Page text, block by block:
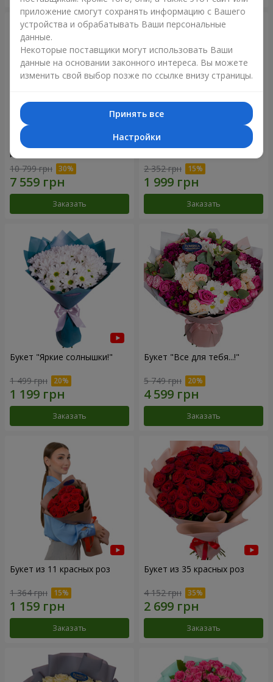
Цветы в коробке "101
розовая роза"
10 799 грн
Заказать
Букет "Цветочное Selfie!"
2 352 грн
Заказать
Букет "Яркие солнышки!"
1 499 грн
Заказать
Букет "Все для тебя...!"
5 749 грн
Заказать
Букет из 11 красных роз
1 364 грн
Заказать
Букет из 35 красных роз
4 152 грн
Заказать
приложение смогут сохранять информацию с Вашего
устройства и обрабатывать Ваши персональные
данные.
Некоторые поставщики могут использовать Ваши
данные на основании законного интереса. Вы можете
изменить свой выбор позже по ссылке внизу страницы.
Принять все
Настройки